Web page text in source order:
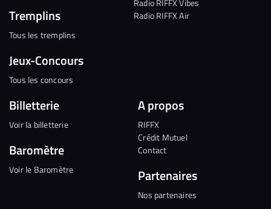
Tremplins
Tous les tremplins
Jeux-Concours
Tous les concours
Radio RIFFX Air
Billetterie
Voir la billetterie
Baromètre
Voir le Baromètre
A propos
RIFFX
Crédit Mutuel
Contact
Partenaires
Nos partenaires